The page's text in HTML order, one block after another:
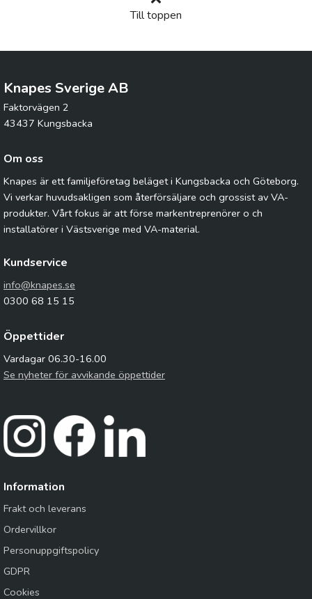
Till toppen
Knapes Sverige AB
Faktorvägen 2
43437 Kungsbacka
Om oss
Knapes är ett familjeföretag beläget i Kungsbacka och Göteborg.
Vi verkar huvudsakligen som återförsäljare och grossist av VA-
produkter. Vårt fokus är att förse markentreprenörer o ch
installatörer i Västsverige med VA-material.
Kundservice
info@knapes.se
0300 68 15 15
Öppettider
Vardagar 06.30-16.00
Se nyheter för avvikande öppettider
Information
Frakt och leverans
Ordervillkor
Personuppgiftspolicy
GDPR
Cookies